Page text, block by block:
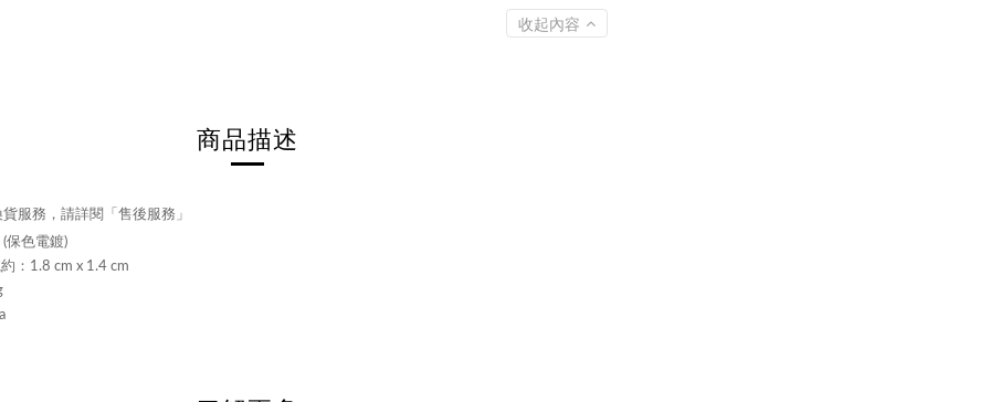
收起內容
商品描述
服務，請詳閱「售後服務」
(保色電鍍)
：1.8 cm x 1.4 cm